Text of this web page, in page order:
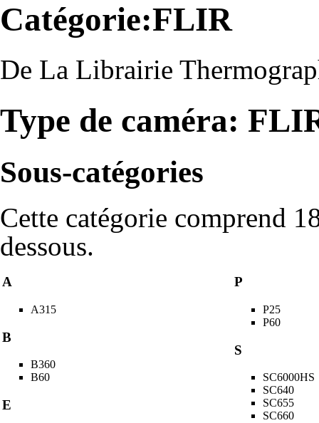
Catégorie:FLIR
De La Librairie
Type de caméra:
Sous-catégories
Cette catégorie comprend
dessous.
A
A315
B
B360
B60
E
P
P25
P60
S
SC6000HS
SC640
SC655
SC660